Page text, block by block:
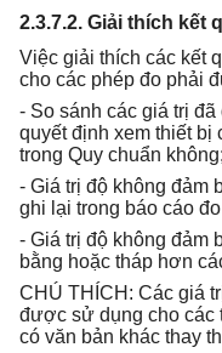
2.3.7.2. Giải thích kết
Việc giải thích các kết
cho các phép đo phải
- So sánh các giá trị
quyết định xem thiết
trong Quy chuẩn không;
- Giá trị độ không đảm
ghi lại trong báo cáo
- Giá trị độ không đảm
bằng hoặc tháp hơn
CHÚ THÍCH: Các giá
được sử dụng cho các
có văn bản khác thay